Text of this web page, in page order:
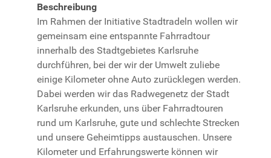
Beschreibung
Im Rahmen der Initiative Stadtradeln wollen wir
gemeinsam eine entspannte Fahrradtour
innerhalb des Stadtgebietes Karlsruhe
durchführen, bei der wir der Umwelt zuliebe
einige Kilometer ohne Auto zurücklegen werden.
Dabei werden wir das Radwegenetz der Stadt
Karlsruhe erkunden, uns über Fahrradtouren
rund um Karlsruhe, gute und schlechte Strecken
und unsere Geheimtipps austauschen. Unsere
Kilometer und Erfahrungswerte können wir